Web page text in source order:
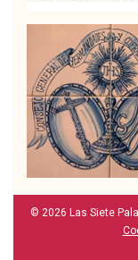
© 2026 Las Siete